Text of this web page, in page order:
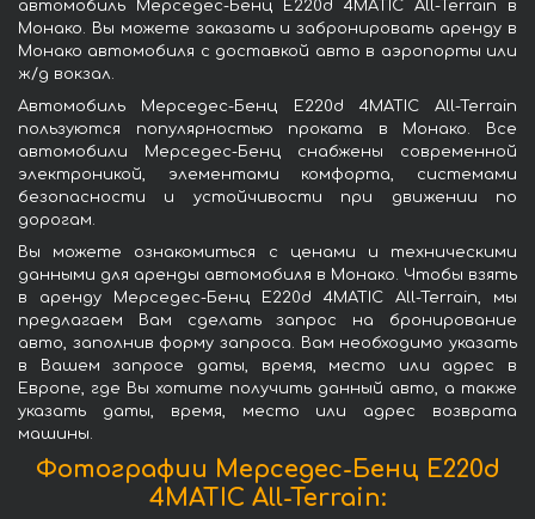
автомобиль Мерседес-Бенц E220d 4MATIC All-Terrain в
Монако. Вы можете заказать и забронировать аренду в
Монако автомобиля с доставкой авто в аэропорты или
ж/д вокзал.
Автомобиль Мерседес-Бенц E220d 4MATIC All-Terrain
пользуются популярностью проката в Монако. Все
автомобили Мерседес-Бенц снабжены современной
электроникой, элементами комфорта, системами
безопасности и устойчивости при движении по
дорогам.
Вы можете ознакомиться с ценами и техническими
данными для аренды автомобиля в Монако. Чтобы взять
в аренду Мерседес-Бенц E220d 4MATIC All-Terrain, мы
предлагаем Вам сделать запрос на бронирование
авто, заполнив форму запроса. Вам необходимо указать
в Вашем запросе даты, время, место или адрес в
Европе, где Вы хотите получить данный авто, а также
указать даты, время, место или адрес возврата
машины.
Фотографии Мерседес-Бенц E220d
4MATIC All-Terrain: